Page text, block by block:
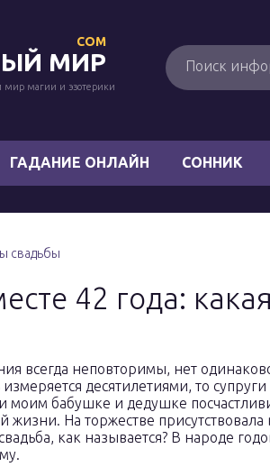
МИР
COM
мир магии и эзотерики
ГАДАНИЕ ОНЛАЙН СОННИК
свадьбы
42 года:
всегда неповторимы, нет
десятилетиями, то
моим бабушке и дедушке
жизни. На торжестве присутствовала
как называется? В народе